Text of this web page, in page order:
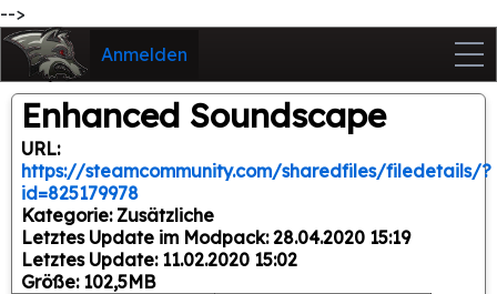
-->
Anmelden
Enhanced Soundscape
URL:
https://steamcommunity.com/sharedfiles/filedetails/?
id=825179978
Kategorie: Zusätzliche
Letztes Update im Modpack: 28.04.2020 15:19
Letztes Update: 11.02.2020 15:02
Größe: 102,5MB